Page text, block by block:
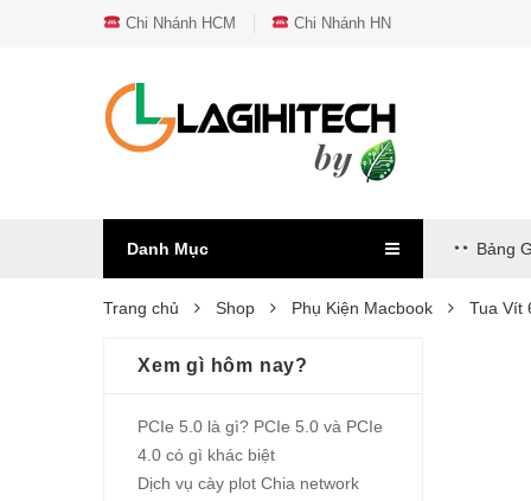
Chi Nhánh HCM Chi Nhánh HN
Danh Mục Bảng
Trang chủ Shop Phụ Kiện Macbook Tua Vít
Xem gì hôm nay?
PCIe 5.0 là gì? PCIe 5.0 và PCIe
4.0 có gì khác biệt
Dịch vụ cày plot Chia network